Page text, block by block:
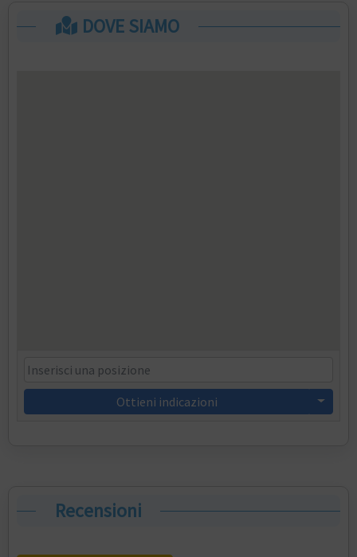
DOVE SIAMO
Ottieni indicazioni
Recensioni